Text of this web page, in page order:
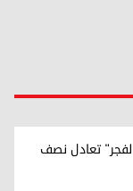
تعادل نصف